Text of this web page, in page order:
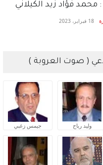
محمد فؤاد زيد الكيلاني
18 فبراير، 2023
( صوت العروبة )
وليد رباح جيمس زغبي